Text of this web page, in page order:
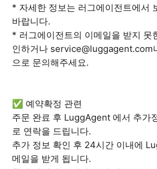
* 자세한 정보는 러그에이전트에서
바랍니다.
* 러그에이전트의 이메일을 받지 못
인하거나 service@luggagent.com
으로 문의해주세요.
✅ 예약확정 관련
주문 완료 후 LuggAgent 에서 추가
로 연락을 드립니다.
추가 정보 확인 후 24시간 이내에
메일을 받게 됩니다.